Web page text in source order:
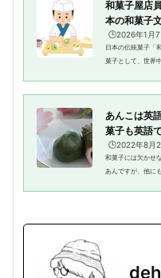
和菓子屋店
本の和菓子
🕒️2026年1月7
日本の伝統菓子「
菓子として、世界
あんこは英
菓子も英語
🕒️2022年8月
和菓子には欠かせ
あんですが、他に